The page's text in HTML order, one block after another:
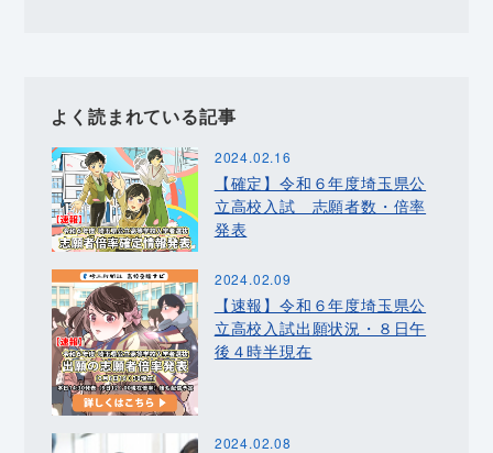
よく読まれている記事
2024.02.16
【確定】令和６年度埼玉県公
立高校入試 志願者数・倍率
発表
2024.02.09
【速報】令和６年度埼玉県公
立高校入試出願状況・８日午
後４時半現在
2024.02.08